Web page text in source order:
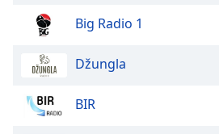
Style
Big Radio 1
Džungla
BIR